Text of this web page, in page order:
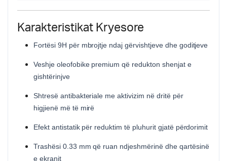
Karakteristikat Kryesore
Fortësi 9H për mbrojtje ndaj gërvishtjeve dhe goditjeve
Veshje oleofobike premium që redukton shenjat e
gishtërinjve
Shtresë antibakteriale me aktivizim në dritë për
higjienë më të mirë
Efekt antistatik për reduktim të pluhurit gjatë përdorimit
Trashësi 0.33 mm që ruan ndjeshmërinë dhe qartësinë
e ekranit